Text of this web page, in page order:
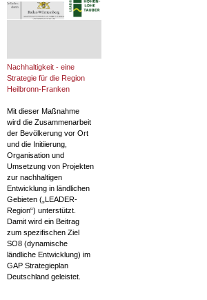
Nachhaltigkeit - eine
Strategie für die Region
Heilbronn-Franken
Mit dieser Maßnahme
wird die Zusammenarbeit
der Bevölkerung vor Ort
und die Initiierung,
Organisation und
Umsetzung von Projekten
zur nachhaltigen
Entwicklung in ländlichen
Gebieten („LEADER-
Region“) unterstützt.
Damit wird ein Beitrag
zum spezifischen Ziel
SO8 (dynamische
ländliche Entwicklung) im
GAP Strategieplan
Deutschland geleistet.